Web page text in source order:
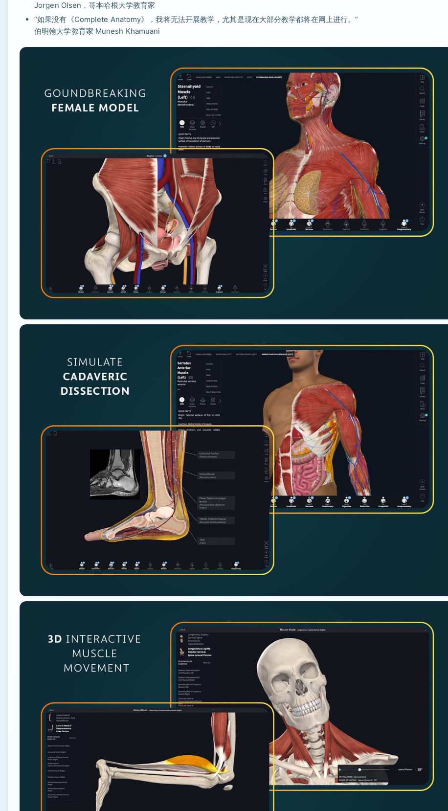
Jorgen Olsen，哥本哈根大学教育家
“如果没有《Complete Anatomy》，我将无法开展教学，尤其是现在大部分教学都将在网上进行。”
伯明翰大学教育家 Munesh Khamuani